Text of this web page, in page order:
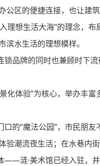
公区的便捷连接，也让建
想生活大海”的理念，布
水生活的理想模样。
品牌的同时也兼顾时下
体验”为核心，举办丰富
的“魔法公园”，市民朋友
验潮流夜生活；在水巷内
涟·美术馆已经入驻，